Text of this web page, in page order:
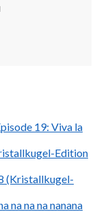
19: Viva la
Edition
(Kristallkugel-
na na na nanana